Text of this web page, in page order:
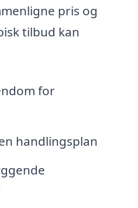
pris og
tilbud kan
for
handlingsplan